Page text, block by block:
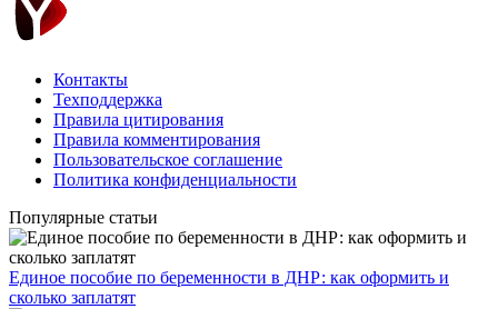
Контакты
Техподдержка
Правила цитирования
Правила комментирования
Пользовательское соглашение
Политика конфиденциальности
Популярные статьи
Единое пособие по беременности в ДНР: как оформить и
сколько заплатят